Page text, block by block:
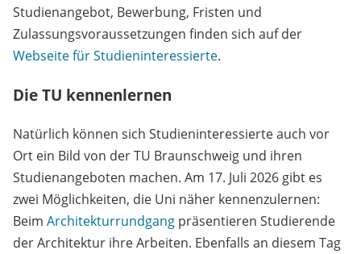
Studienangebot, Bewerbung, Fristen und
Zulassungsvoraussetzungen finden sich auf der
Webseite für Studieninteressierte.
Die TU kennenlernen
Natürlich können sich Studieninteressierte auch vor
Ort ein Bild von der TU Braunschweig und ihren
Studienangeboten machen. Am 17. Juli 2026 gibt es
zwei Möglichkeiten, die Uni näher kennenzulernen:
Beim Architekturrundgang präsentieren Studierende
der Architektur ihre Arbeiten. Ebenfalls an diesem Tag